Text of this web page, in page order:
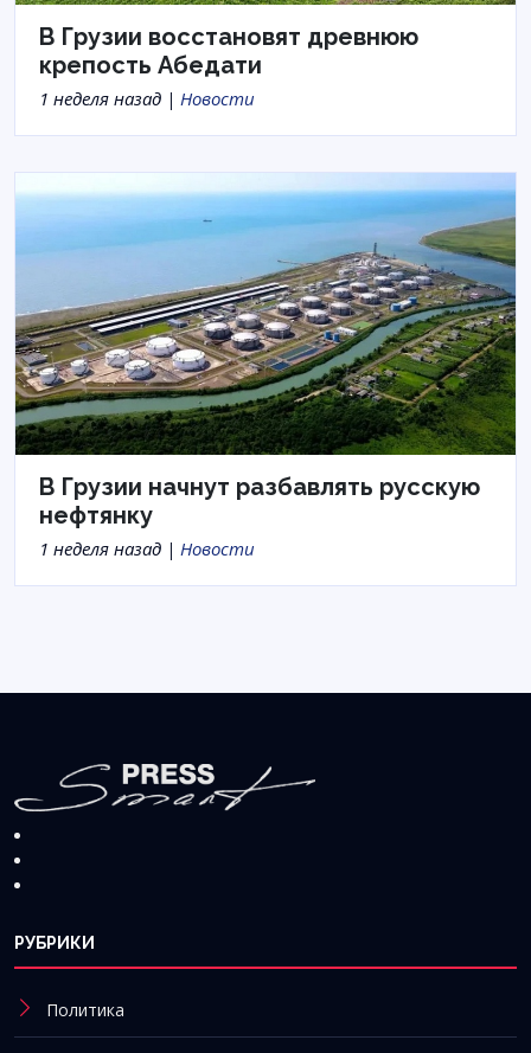
В Грузии восстановят древнюю
крепость Абедати
1 неделя назад | Новости
В Грузии начнут разбавлять русскую
нефтянку
1 неделя назад | Новости
РУБРИКИ
Политика